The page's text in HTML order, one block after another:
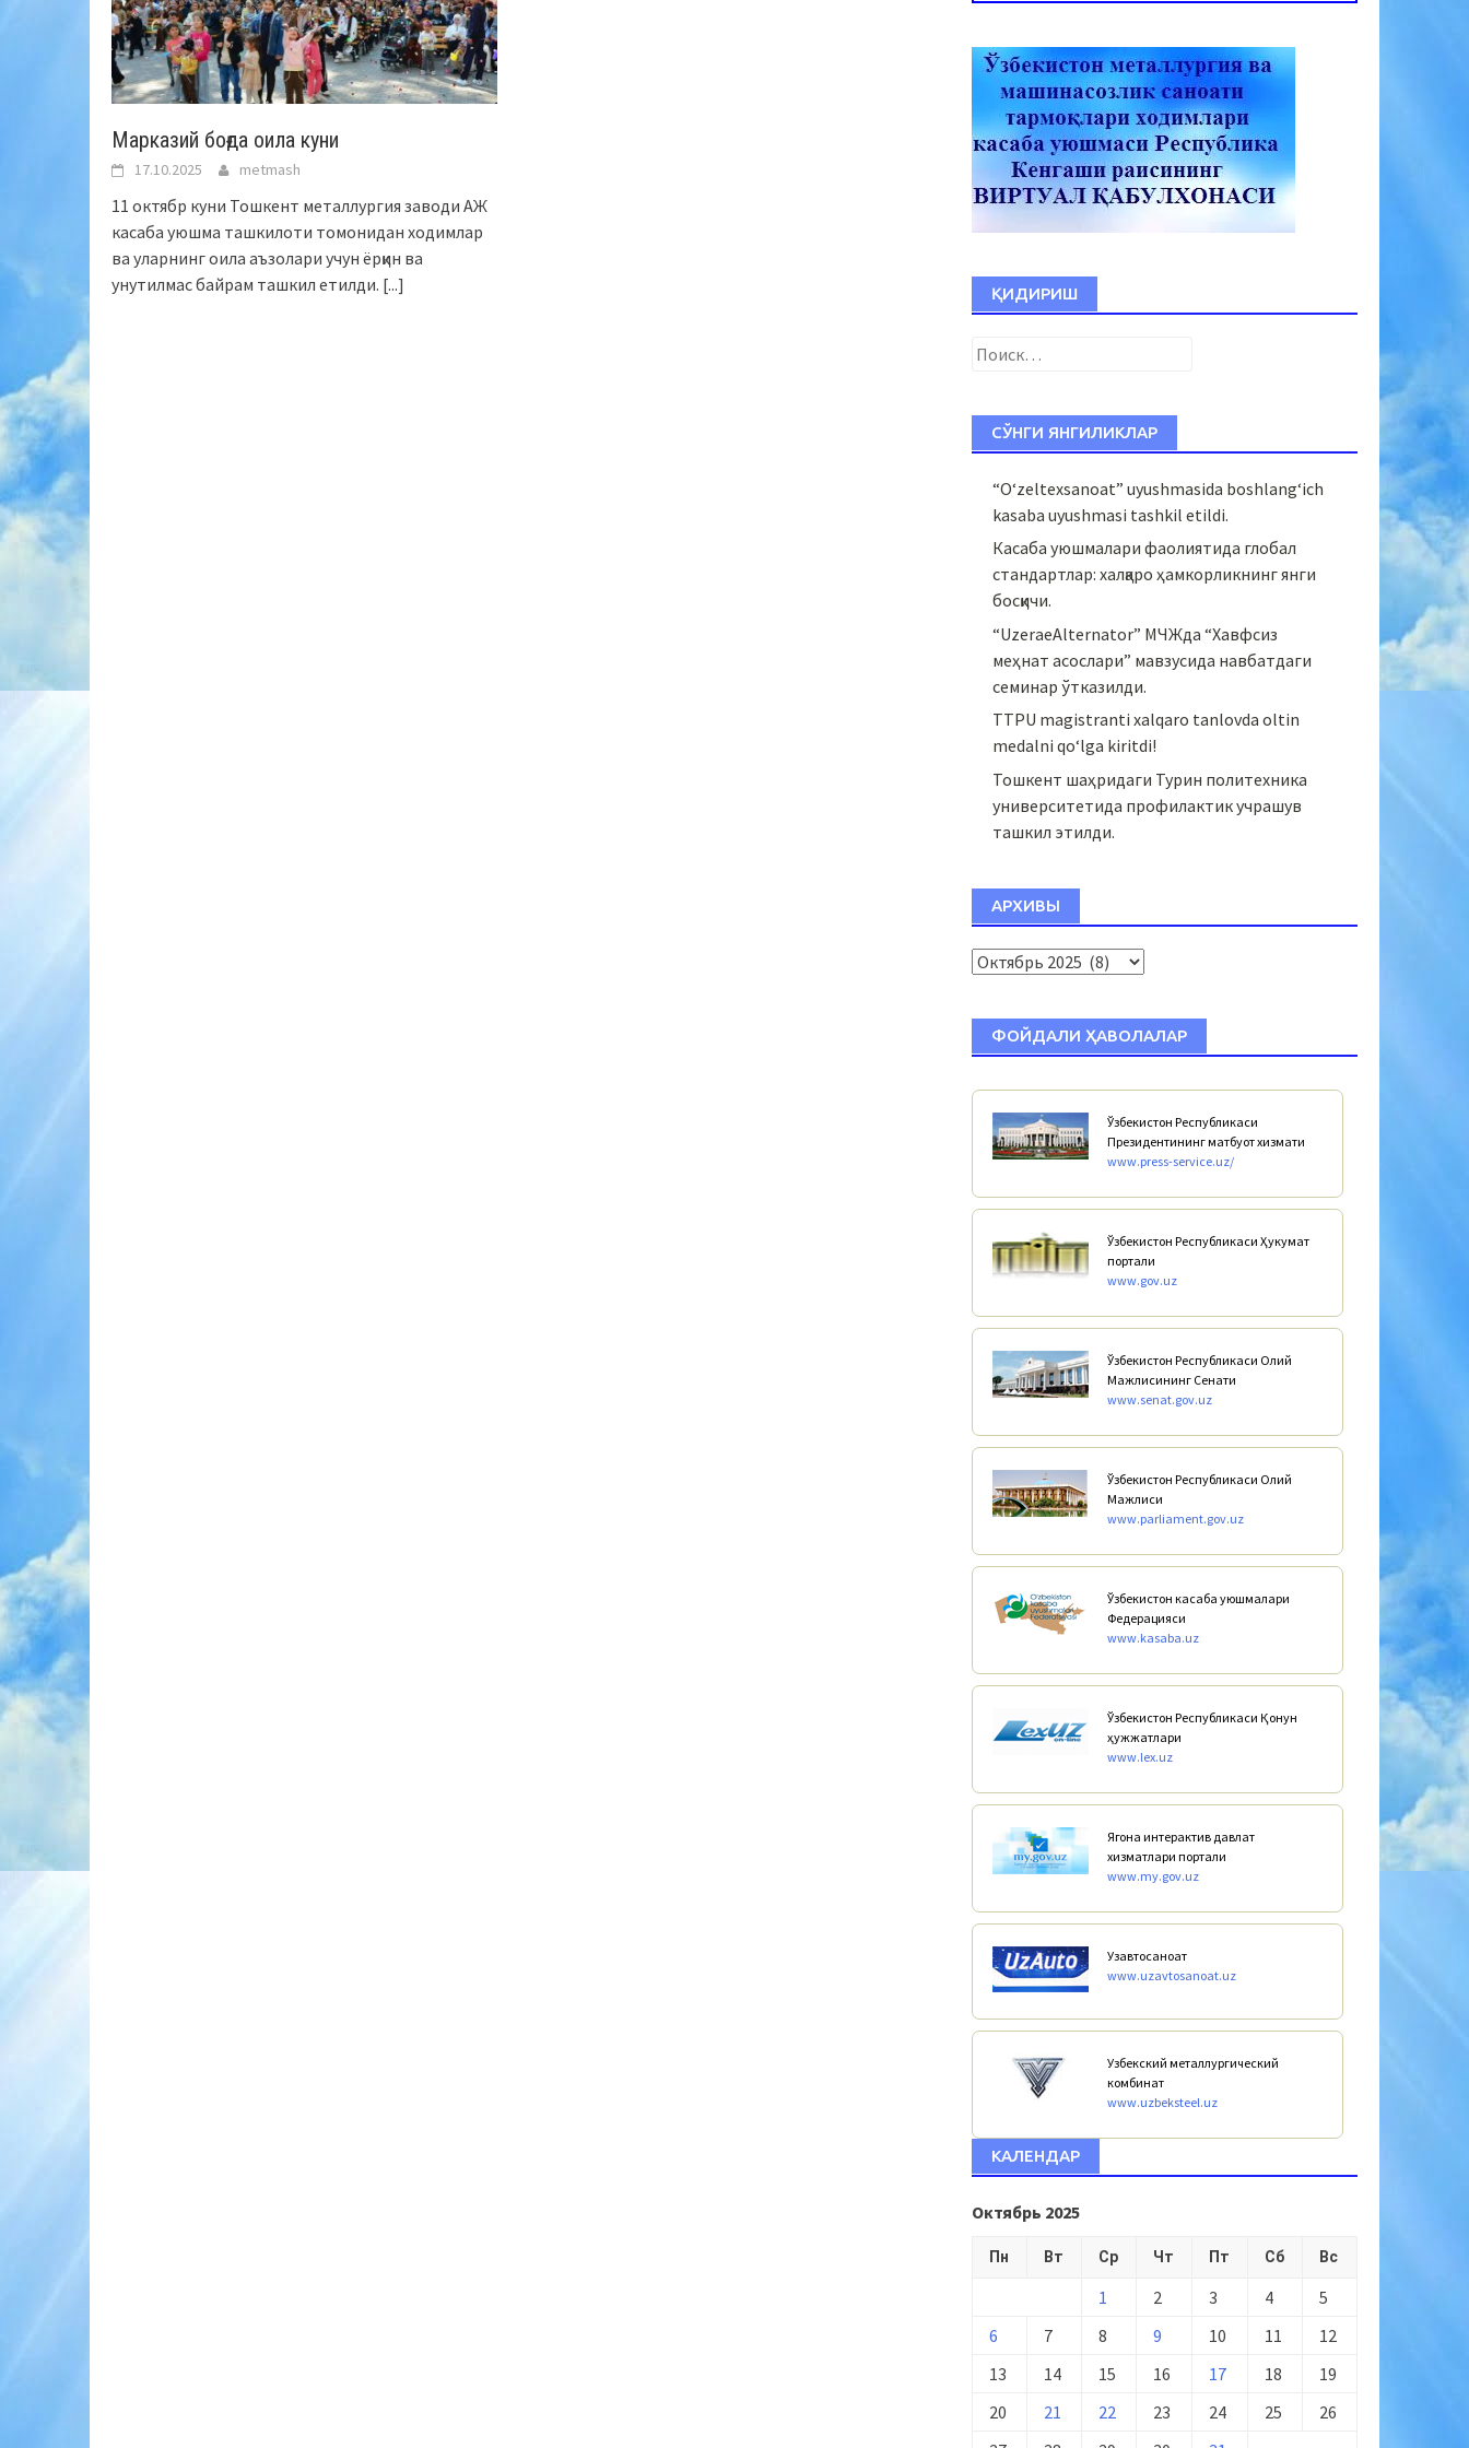
Марказий боғда оила куни
17.10.2025 metmash
11 октябр куни Тошкент металлургия заводи АЖ
касаба уюшма ташкилоти томонидан ходимлар
ва уларнинг оила аъзолари учун ёрқин ва
унутилмас байрам ташкил етилди. [...] ҚИДИРИШ
Найти:
СЎНГИ ЯНГИЛИКЛАР
“O‘zeltexsanoat” uyushmasida boshlang‘ich
kasaba uyushmasi tashkil etildi.
Касаба уюшмалари фаолиятида глобал
стандартлар: халқаро ҳамкорликнинг янги
босқичи.
“UzeraeAlternator” МЧЖда “Хавфсиз
меҳнат асослари” мавзусида навбатдаги
семинар ўтказилди.
TTPU magistranti xalqaro tanlovda oltin
medalni qo‘lga kiritdi!
Тошкент шаҳридаги Турин политехника
университетида профилактик учрашув
ташкил этилди.
АРХИВЫ
Архивы
ФОЙДАЛИ ҲАВОЛАЛАР
Ўзбекистон Республикаси
Президентининг матбуот хизмати
www.press-service.uz/
Ўзбекистон Республикаси Ҳукумат
портали
www.gov.uz
Ўзбекистон Республикаси Олий
Мажлисининг Сенати
www.senat.gov.uz
Ўзбекистон Республикаси Олий
Мажлиси
www.parliament.gov.uz
Ўзбекистон касаба уюшмалари
Федерацияси
www.kasaba.uz
Ўзбекистон Республикаси Қонун
ҳужжатлари
www.lex.uz
Ягона интерактив давлат
хизматлари портали
www.my.gov.uz
Узавтосаноат
www.uzavtosanoat.uz
Узбекский металлургический
комбинат
www.uzbeksteel.uz
КАЛЕНДАР
Октябрь 2025
Пн Вт Ср Чт Пт Сб Вс
1 2 3 4
5
6
7 8 9 10 11
12
13
14 15 16 17 18
19
20
21 22 23 24 25
26